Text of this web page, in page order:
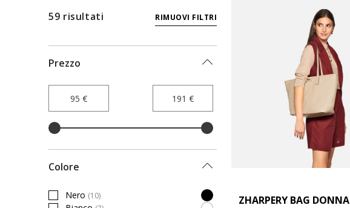
59 risultati RIMUOVI FILTRI
Prezzo
Colore
Nero (10)
Filtra per Colore: Nero ZHARPERY BAG DONNA